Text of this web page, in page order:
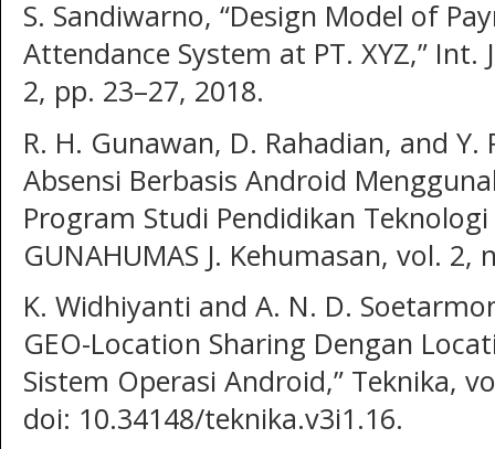
S. Sandiwarno, “Design Model of
Attendance System at PT. XYZ,”
2, pp. 23–27, 2018.
R. H. Gunawan, D. Rahadian, and
Absensi Berbasis Android
Program Studi Pendidikan
GUNAHUMAS J. Kehumasan, vol. 2,
K. Widhiyanti and A. N. D.
GEO-Location Sharing Dengan
Sistem Operasi Android,” Teknika,
doi: 10.34148/teknika.v3i1.16.